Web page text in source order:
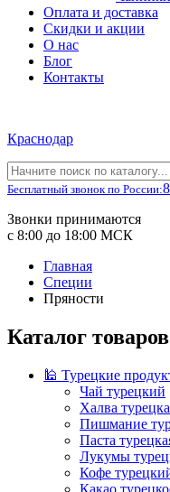
Оплата и доставка
Скидки и акции
О нас
Блог
Контакты
Краснодар
Бесплатный звонок по России:
Звонки принимаются
с 8:00 до 18:00 МСК
Главная
Специи
Пряности
Каталог товаров
🕌 Турецкие
Чай турецкий
Халва
Пишмание
Паста
Лукумы
Кофе
Какао